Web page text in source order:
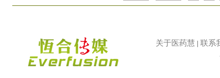
关于医药慧
联系